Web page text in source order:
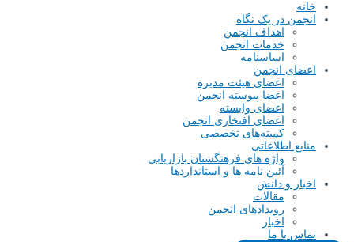
خانه
انجمن در یک نگاه
اهداف انجمن
خدمات انجمن
اساسنامه
اعضای انجمن
اعضای هیئت مدیره
اعضا پیوسته انجمن
اعضای وابسته
اعضای افتخاری انجمن
کمیته‌های تخصصی
منابع اطلاعاتی
واژه های فرهنگستان بازاریابی
آئین نامه ها و استانداردها
اخبار و دانش
مقالات
رویدادهای انجمن
اخبار
تماس با ما